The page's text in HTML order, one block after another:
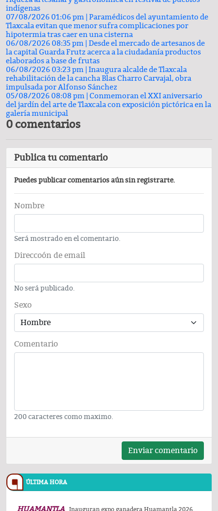
indígenas
07/08/2026 01:06 pm | Paramédicos del ayuntamiento de
Tlaxcala evitan que menor sufra complicaciones por
hipotermia tras caer en una cisterna
06/08/2026 08:35 pm | Desde el mercado de artesanos de
la capital Guarda Frutz acerca a la ciudadanía productos
elaborados a base de frutas
06/08/2026 03:23 pm | Inaugura alcalde de Tlaxcala
rehabilitación de la cancha Blas Charro Carvajal, obra
impulsada por Alfonso Sánchez
05/08/2026 08:08 pm | Conmemoran el XXI aniversario
del jardín del arte de Tlaxcala con exposición pictórica en la
galería municipal
0 comentarios
Publica tu comentario
Puedes publicar comentarios aún sin registrarte.
Nombre
Será mostrado en el comentario.
Direccoón de email
No será publicado.
Sexo
Comentario
200 caracteres como maximo.
Enviar comentario
ÚLTIMA HORA
HUAMANTLA
Inauguran expo ganadera Huamantla 2026,